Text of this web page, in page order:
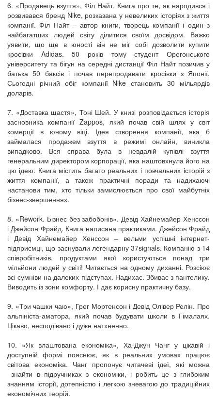
6. «Продавець взуття», Філ Найт. Книга про те, як народився і
розвивався бренд Nike, розказана у невеликих історіях з життя
компанії. Філ Найт – автор книги, творець компанії і один з
найбагатших людей світу ділитися своїм досвідом. Важко
уявити, що ще в юності він не міг собі дозволити купити
кросівки Adidas. 50 років тому студент Орегонського
університету та бігун на середні дистанції Філ Найт позичив у
батька 50 баксів і почав перепродавати кросівки з Японії.
Сьогодні річний обіг компанії Nike становить 30 мільярдів
доларів.
7. «Доставка щастя», Тоні Шей. У книзі розповідається історія
засновника компанії Zappos, який почав свій шлях у світ
комерції в юному віці. Ідея створення компанії, яка б
займалася продажем взуття в режимі онлайн, виникла
випадково. Вся справа була в невдалій купівлі взуття
генеральним директором корпорації, яка наштовхнула його на
цю ідею. Книга містить багато реальних і повчальних історій з
життя компанії, а також практичні поради та надихаючі
настанови тим, хто тільки замислюється про свої майбутніх
бізнес-звершеннях.
8. «Rework. Бізнес без забобонів». Девід Хайнемайер Хенссон
і Джейсон Фрайд. Книга написана практиками. Джейсон Фрайд
і Девід Хайнемайер Хенссон – вельми успішні інтернет-
підприємці, що заснували легендарну 37signals. Компанію з 14
співробітників, продуктами якої користуються понад три
мільйони людей у світі! Читається на одному диханні. Розсіює
всі сумніви на далеких підступах. Надихає. Збиває з пантелику.
Виводить із зони комфорту. І дає корисну практичну базу.
9. «Три чашки чаю», Грег Мортенсон і Девід Олівер Релін. Про
альпініста-аматора, який почав будувати школи в Гімалаях.
Цікаво, несподівано і дуже натхненно.
10. «Як влаштована економіка», Ха-Джун Чанг у цікавій і
доступній формі пояснює, як в реальних умовах працює
світова економіка. Чанг пропонує читачеві ідеї, які можна
знайти в підручниках з економіки, і робить це з глибоким
знанням історії, дотепністю і легкою зневагою до традиційних
економічних теорій.